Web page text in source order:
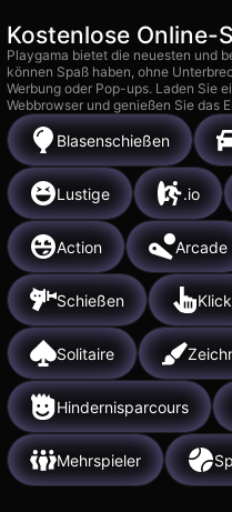
Kostenlose Online-
Playgama bietet die neuesten und
können Spaß haben, ohne
Werbung oder Pop-ups. Laden Sie
Webbrowser und genießen Sie das
Blasenschießen
Lustige .io
Action Arcade
Schießen
Solitaire
Hindernisparcours
Mehrspieler